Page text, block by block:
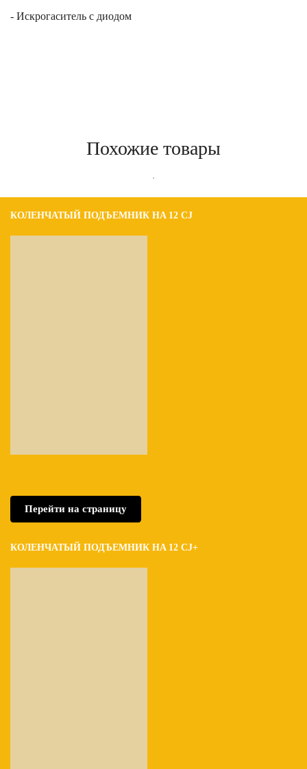
- Искрогаситель с диодом
Похожие товары
.
КОЛЕНЧАТЫЙ ПОДЪЕМНИК HA 12 CJ
Перейти на страницу
КОЛЕНЧАТЫЙ ПОДЪЕМНИК HA 12 CJ+